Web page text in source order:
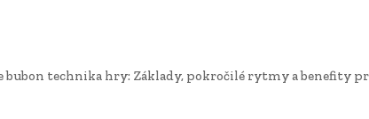
bubon technika hry: Základy, pokročilé rytmy a benefity